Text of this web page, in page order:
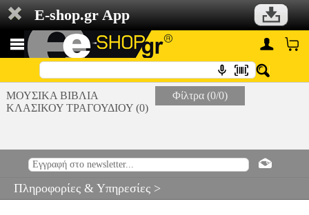
E-shop.gr App
ΜΟΥΣΙΚΑ ΒΙΒΛΙΑ
ΚΛΑΣΙΚΟΥ ΤΡΑΓΟΥΔΙΟΥ (0)
Φίλτρα (0/0)
Πληροφορίες & Υπηρεσίες >